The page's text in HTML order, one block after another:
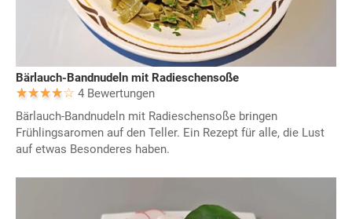
Bärlauch-Bandnudeln mit Radieschensoße
4 Bewertungen
Bärlauch-Bandnudeln mit Radieschensoße bringen
Frühlingsaromen auf den Teller. Ein Rezept für alle, die Lust
auf etwas Besonderes haben.